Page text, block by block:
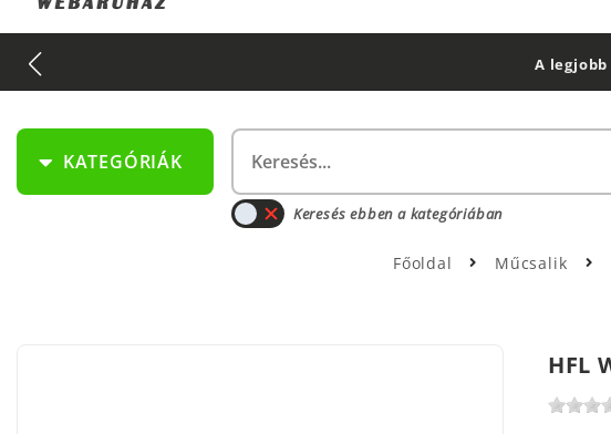
2 db
KATEGÓRIÁK
Keresés ebben a kategóriában
Főoldal Műcsalik
HFL